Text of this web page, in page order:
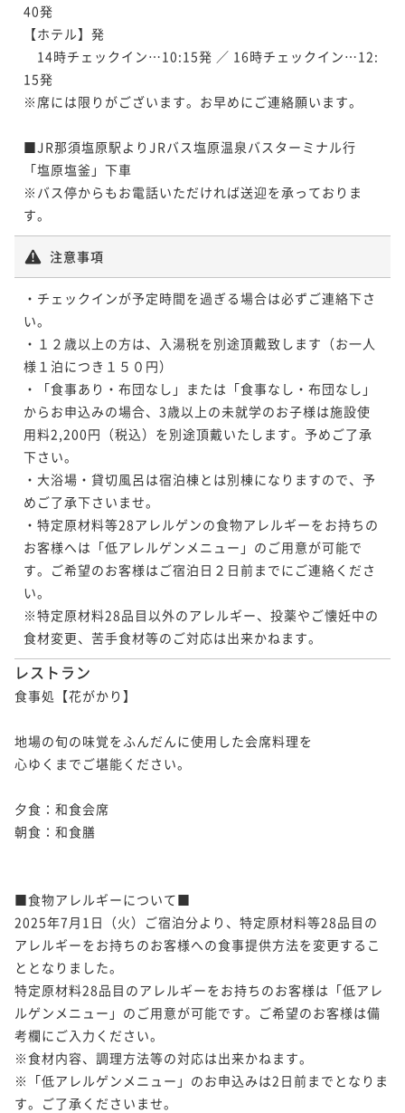
40発
【ホテル】発
14時チェックイン…10:15発 ／ 16時チェックイン…12:
15発
※席には限りがございます。お早めにご連絡願います。
■JR那須塩原駅よりJRバス塩原温泉バスターミナル行
「塩原塩釜」下車
※バス停からもお電話いただければ送迎を承っておりま
注意事項
・チェックインが予定時間を過ぎる場合は必ずご連絡下さ
い。
・１２歳以上の方は、入湯税を別途頂戴致します（お一人
様１泊につき１５０円）
・「食事あり・布団なし」または「食事なし・布団なし」
からお申込みの場合、3歳以上の未就学のお子様は施設使
用料2,200円（税込）を別途頂戴いたします。予めご了承
下さい。
・大浴場・貸切風呂は宿泊棟とは別棟になりますので、予
めご了承下さいませ。
・特定原材料等28アレルゲンの食物アレルギーをお持ちの
お客様へは「低アレルゲンメニュー」のご用意が可能で
す。ご希望のお客様はご宿泊日２日前までにご連絡くださ
い。
※特定原材料28品目以外のアレルギー、投薬やご懐妊中の
食材変更、苦手食材等のご対応は出来かねます。
レストラン
食事処【花がかり】
地場の旬の味覚をふんだんに使用した会席料理を
心ゆくまでご堪能ください。
夕食：和食会席
朝食：和食膳
■食物アレルギーについて■
2025年7月1日（火）ご宿泊分より、特定原材料等28品目の
アレルギーをお持ちのお客様への食事提供方法を変更するこ
ととなりました。
特定原材料28品目のアレルギーをお持ちのお客様は「低アレ
ルゲンメニュー」のご用意が可能です。ご希望のお客様は備
考欄にご入力ください。
※食材内容、調理方法等の対応は出来かねます。
※「低アレルゲンメニュー」のお申込みは2日前までとなりま
す。ご了承くださいませ。